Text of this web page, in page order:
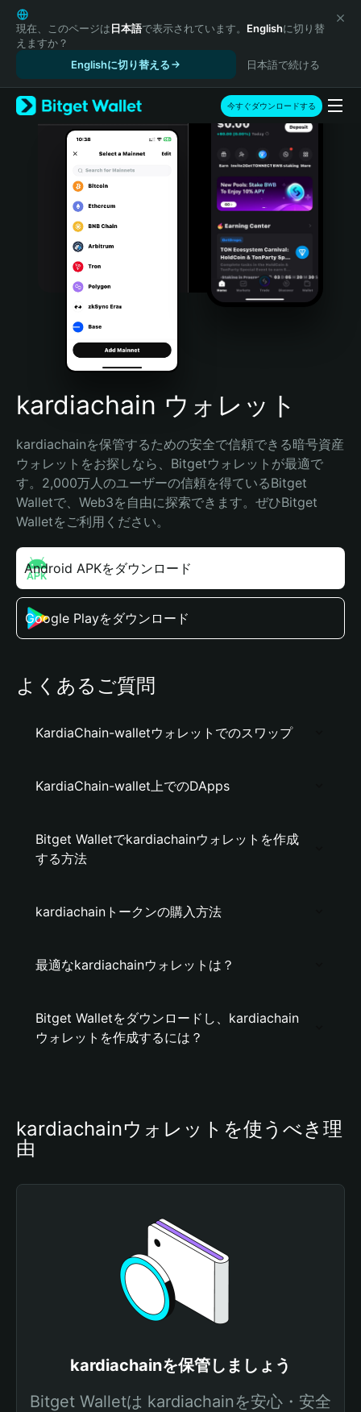
English
日本語
Tiếng Việt
Español (Latinoamérica)
Türkçe
Italiano
Português (Portugal)
Bahasa Indonesia
Português (Brasil)
Español (Argentina)
現在、このページは日本語で表示されています。 Englishに切り替
えますか？
Englishに切り替える
日本語で続ける
今すぐダウンロードする
kardiachain ウォレット
kardiachainを保管するための安全で信頼できる暗号資産
ウォレットをお探しなら、Bitgetウォレットが最適で
す。2,000万人のユーザーの信頼を得ているBitget
Walletで、Web3を自由に探索できます。ぜひBitget
Walletをご利用ください。
Android APKをダウンロード
Google Playをダウンロード
よくあるご質問
KardiaChain-walletウォレットでのスワップ
KardiaChain-wallet上でのDApps
Bitget Walletでkardiachainウォレットを作成
する方法
kardiachainトークンの購入方法
最適なkardiachainウォレットは？
Bitget Walletをダウンロードし、kardiachain
ウォレットを作成するには？
kardiachainウォレットを使うべき理
由
kardiachainを保管しましょう
Bitget Walletは kardiachainを安心・安全